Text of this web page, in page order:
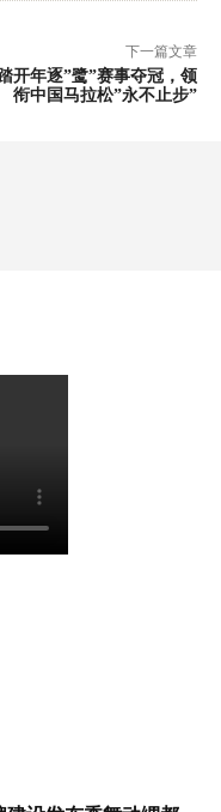
下一篇文章
开年逐”鹭”赛事夺冠，领
衔中国马拉松”永不止步”